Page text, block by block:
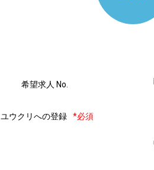
希望求人 No.
ユウクリへの登録 *必須